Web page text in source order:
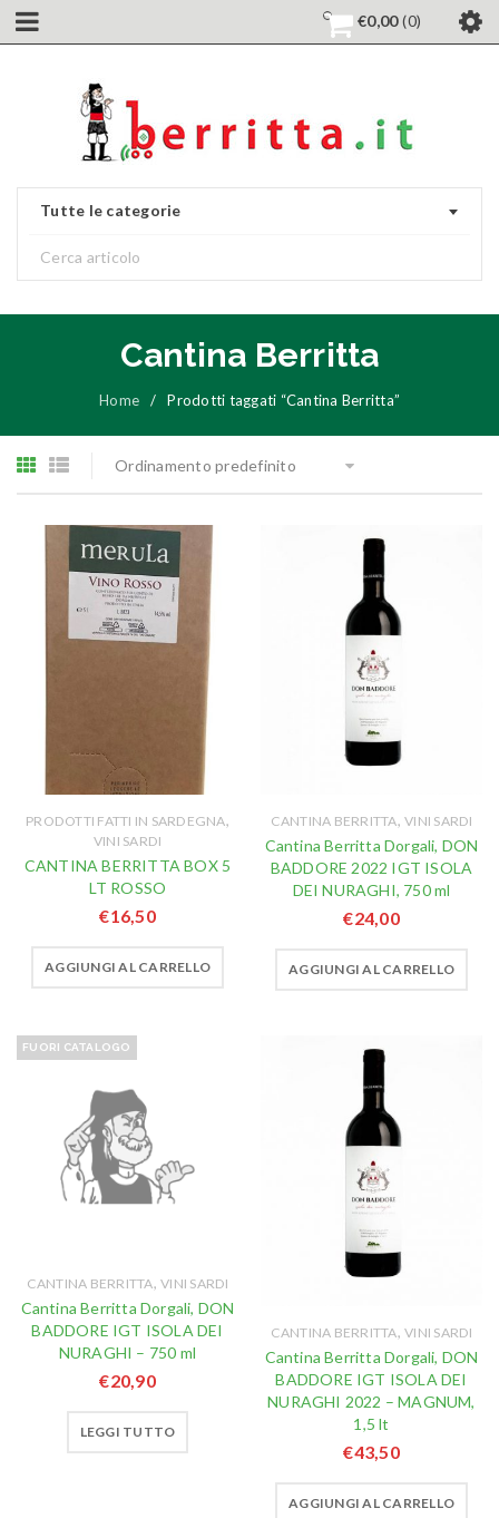
€0,00 0
Tutte le categorie
Cantina Berritta
Home / Prodotti taggati “Cantina Berritta”
Ordinamento predefinito
PRODOTTI FATTI IN SARDEGNA,
VINI SARDI
CANTINA BERRITTA BOX 5
LT ROSSO
€16,50
AGGIUNGI AL CARRELLO
CANTINA BERRITTA, VINI SARDI
Cantina Berritta Dorgali, DON
BADDORE 2022 IGT ISOLA
DEI NURAGHI, 750 ml
€24,00
AGGIUNGI AL CARRELLO
FUORI CATALOGO
CANTINA BERRITTA, VINI SARDI
Cantina Berritta Dorgali, DON
BADDORE IGT ISOLA DEI
NURAGHI – 750 ml
€20,90
LEGGI TUTTO
CANTINA BERRITTA, VINI SARDI
Cantina Berritta Dorgali, DON
BADDORE IGT ISOLA DEI
NURAGHI 2022 – MAGNUM,
1,5 lt
€43,50
AGGIUNGI AL CARRELLO